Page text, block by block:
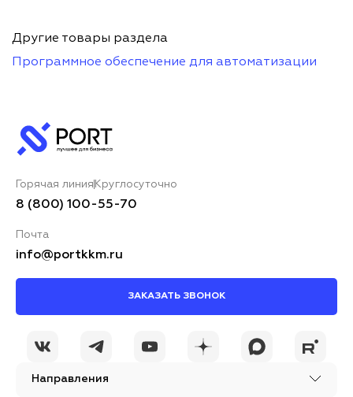
Другие товары раздела
Программное обеспечение для автоматизации
Направления
Горячая линия Круглосуточно
8 (800) 100-55-70
Почта
info@portkkm.ru
ЗАКАЗАТЬ ЗВОНОК